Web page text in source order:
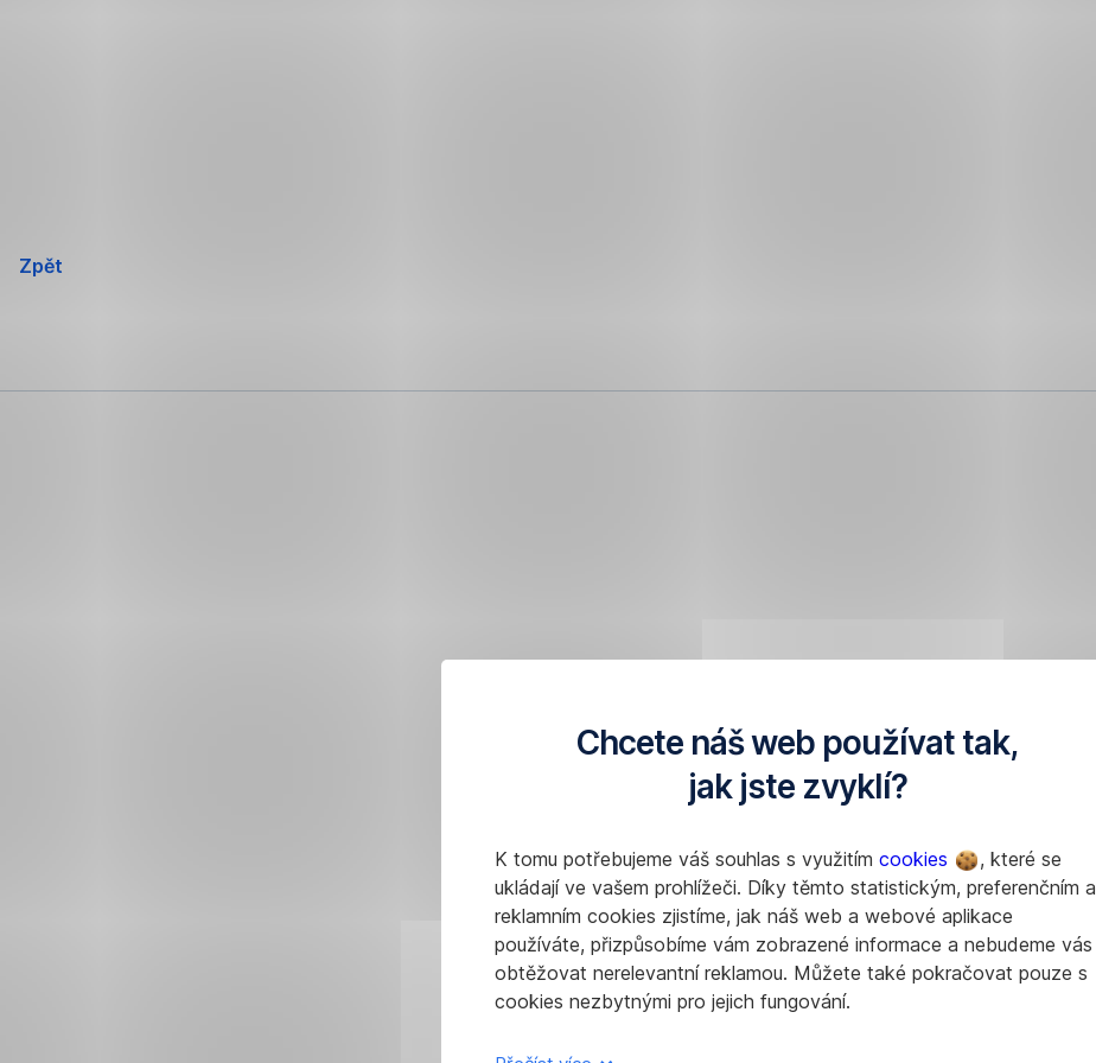
Chcete náš web používat tak,
jak jste zvyklí?
K tomu potřebujeme váš souhlas s využitím cookies
, které se
ukládají ve vašem prohlížeči. Díky těmto statistickým, preferenčním a
reklamním cookies zjistíme, jak náš web a webové aplikace
používáte, přizpůsobíme vám zobrazené informace a nebudeme vás
obtěžovat nerelevantní reklamou. Můžete také pokračovat pouze s
cookies nezbytnými pro jejich fungování.
Zpět